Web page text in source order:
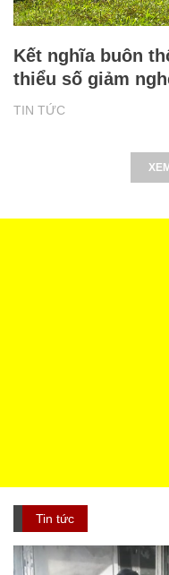
TIN TỨC
Kết nghĩa buôn
thiểu số giảm
Tin tức